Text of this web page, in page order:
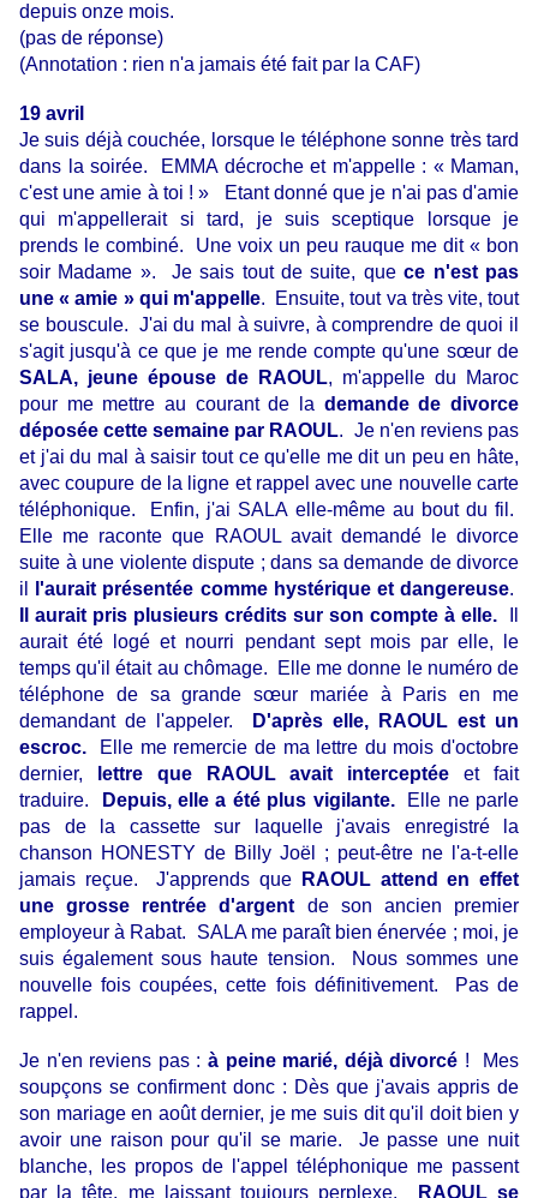
depuis onze mois.
(pas de réponse)
(Annotation : rien n'a jamais été fait par la CAF)
19 avril
Je suis déjà couchée, lorsque le téléphone sonne très tard
dans la soirée. EMMA décroche et m'appelle : « Maman,
c'est une amie à toi ! » Etant donné que je n'ai pas d'amie
qui m'appellerait si tard, je suis sceptique lorsque je
prends le combiné. Une voix un peu rauque me dit « bon
soir Madame ». Je sais tout de suite, quece n'est pas
une « amie » qui m'appelle. Ensuite, tout va très vite, tout
se bouscule. J'ai du mal à suivre, à comprendre de quoi il
s'agit jusqu'à ce que je me rende compte qu'une sœur de
SALA, jeune épouse de RAOUL, m'appelle du Maroc
pour me mettre au courant de la demande de divorce
déposée cette semaine par RAOUL. Je n'en reviens pas
et j'ai du mal à saisir tout ce qu'elle me dit un peu en hâte,
avec coupure de la ligne et rappel avec une nouvelle carte
téléphonique. Enfin, j'ai SALA elle-même au bout du fil.
Elle me raconte que RAOUL avait demandé le divorce
suite à une violente dispute ; dans sa demande de divorce
il
l'aurait présentée comme hystérique et dangereuse.
Il aurait pris plusieurs crédits sur son compte à elle.
aurait été logé et nourri pendant sept mois par elle, le
temps qu'il était au chômage. Elle me donne le numéro de
téléphone de sa grande sœur mariée à Paris en me
demandant de l'appeler.
D'après elle, RAOUL est un
escroc. Elle me remercie de ma lettre du mois d'octobre
dernier,
lettre que RAOUL avait interceptée et fait
traduire.
Depuis, elle a été plus vigilante.
Elle ne parle
pas de la cassette sur laquelle j'avais enregistré la
chanson HONESTY de Billy Joël ; peut-être ne l'a-t-elle
jamais reçue. J'apprends que
RAOUL attend en effet
une grosse rentrée d'argent de son ancien premier
employeur à Rabat. SALA me paraît bien énervée ; moi, je
suis également sous haute tension. Nous sommes une
nouvelle fois coupées, cette fois définitivement. Pas de
rappel.
Je n'en reviens pas : à peine marié, déjà divorcé ! Mes
soupçons se confirment donc : Dès que j'avais appris de
son mariage en août dernier, je me suis dit qu'il doit bien y
avoir une raison pour qu'il se marie. Je passe une nuit
blanche, les propos de l'appel téléphonique me passent
par la tête, me laissant toujours perplexe.
RAOUL se